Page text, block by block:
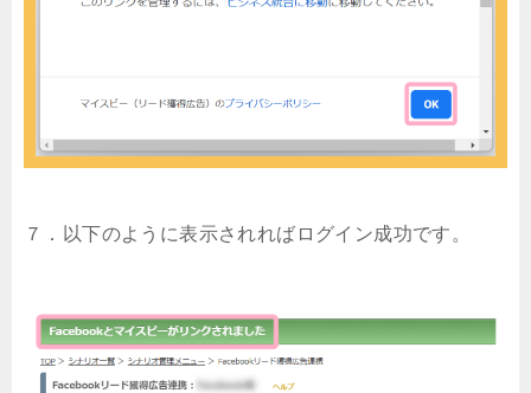
７．以下のように表示されればログイン成功です。